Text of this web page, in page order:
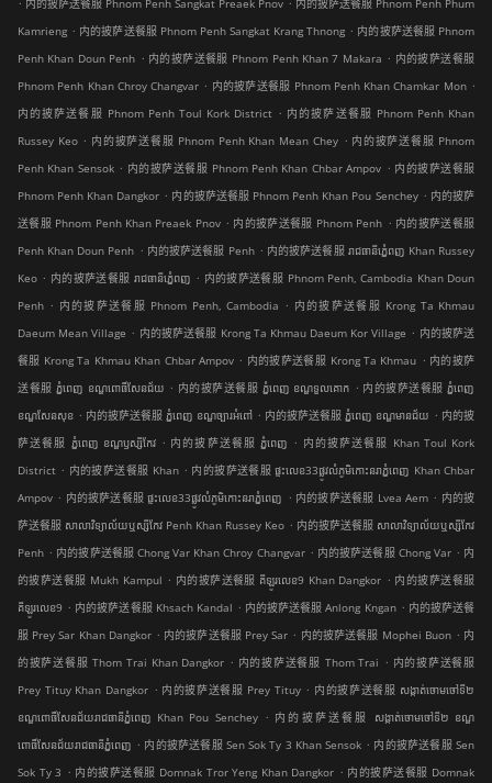
内的披萨送餐服 Phnom Penh Sangkat Preaek Pnov
内的披萨送餐服 Phnom Penh Phum
Kamrieng . 内的披萨送餐服 Phnom Penh Sangkat Krang Thnong . 内的披萨送餐服 Phnom
Penh Khan Doun Penh . 内的披萨送餐服 Phnom Penh Khan 7 Makara . 内的披萨送餐服
Phnom Penh Khan Chroy Changvar . 内的披萨送餐服 Phnom Penh Khan Chamkar Mon .
内的披萨送餐服 Phnom Penh Toul Kork District . 内的披萨送餐服 Phnom Penh Khan
Russey Keo . 内的披萨送餐服 Phnom Penh Khan Mean Chey . 内的披萨送餐服 Phnom
Penh Khan Sensok . 内的披萨送餐服 Phnom Penh Khan Chbar Ampov . 内的披萨送餐服
Phnom Penh Khan Dangkor . 内的披萨送餐服 Phnom Penh Khan Pou Senchey . 内的披萨
送餐服 Phnom Penh Khan Preaek Pnov . 内的披萨送餐服 Phnom Penh . 内的披萨送餐服
Penh Khan Doun Penh . 内的披萨送餐服 Penh . 内的披萨送餐服 រាជធានីភ្នំេពញ Khan Russey
Keo . 内的披萨送餐服 រាជធានីភ្នំេពញ . 内的披萨送餐服 Phnom Penh, Cambodia Khan Doun
Penh . 内的披萨送餐服 Phnom Penh, Cambodia . 内的披萨送餐服 Krong Ta Khmau
Daeum Mean Village . 内的披萨送餐服 Krong Ta Khmau Daeum Kor Village . 内的披萨送
餐服 Krong Ta Khmau Khan Chbar Ampov . 内的披萨送餐服 Krong Ta Khmau . 内的披萨
送餐服 ភ្នំពេញ ខណ្ឌ​ពោធិ៍សែនជ័យ . 内的披萨送餐服 ភ្នំពេញ ខណ្ឌទួលគោក . 内的披萨送餐服 ភ្នំពេញ
ខណ្ឌ​សែនសុខ . 内的披萨送餐服 ភ្នំពេញ ខណ្ឌច្បារអំពៅ . 内的披萨送餐服 ភ្នំពេញ ខណ្ឌមានជ័យ . 内的披
萨送餐服 ភ្នំពេញ ខណ្ឌ​ឫស្សីកែវ . 内的披萨送餐服 ភ្នំពេញ . 内的披萨送餐服 Khan Toul Kork
District . 内的披萨送餐服 Khan . 内的披萨送餐服 ផ្ទះលេខ33ផ្លូវលំភូមិកោះនរាភ្នំពេញ Khan Chbar
Ampov . 内的披萨送餐服 ផ្ទះលេខ33ផ្លូវលំភូមិកោះនរាភ្នំពេញ . 内的披萨送餐服 Lvea Aem . 内的披
萨送餐服 សាលាវិទ្យាល័យឬស្សីកែវ Penh Khan Russey Keo . 内的披萨送餐服 សាលាវិទ្យាល័យឬស្សីកែវ
Penh . 内的披萨送餐服 Chong Var Khan Chroy Changvar . 内的披萨送餐服 Chong Var . 内
的披萨送餐服 Mukh Kampul . 内的披萨送餐服 គីឡូរលេខ9 Khan Dangkor . 内的披萨送餐服
គីឡូរលេខ9 . 内的披萨送餐服 Khsach Kandal . 内的披萨送餐服 Anlong Kngan . 内的披萨送餐
服 Prey Sar Khan Dangkor . 内的披萨送餐服 Prey Sar . 内的披萨送餐服 Mophei Buon . 内
的披萨送餐服 Thom Trai Khan Dangkor . 内的披萨送餐服 Thom Trai . 内的披萨送餐服
Prey Tituy Khan Dangkor . 内的披萨送餐服 Prey Tituy . 内的披萨送餐服 សង្កាត់ចោមចៅទី២
ខណ្ឌពោធិ៍សែនជ័យរាជធានីភ្នំពេញ Khan Pou Senchey . 内的披萨送餐服 សង្កាត់ចោមចៅទី២ ខណ្ឌ
ពោធិ៍សែនជ័យរាជធានីភ្នំពេញ . 内的披萨送餐服 Sen Sok Ty 3 Khan Sensok . 内的披萨送餐服 Sen
Sok Ty 3 . 内的披萨送餐服 Domnak Tror Yeng Khan Dangkor . 内的披萨送餐服 Domnak